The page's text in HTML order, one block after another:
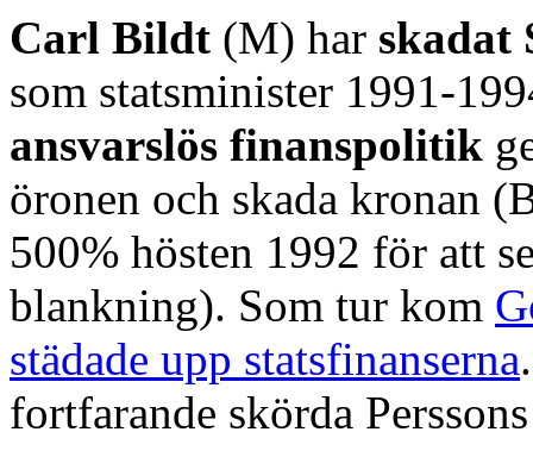
Carl Bildt (M) har skadat
som statsminister 1991-
ansvarslös finanspolitik
öronen och skada kronan
500% hösten 1992 för att
blankning). Som tur kom
städade upp statsfinanserna
fortfarande skörda